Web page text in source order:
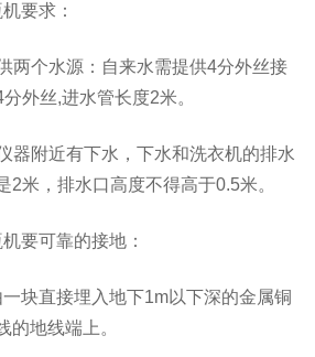
要求：
个水源：自来水需提供4分外丝接
外丝,进水管长度2米。
附近有下水，下水和洗衣机的排水
2米，排水口高度不得高于0.5米。
可靠的接地：
直接埋入地下1m以下深的金属铜
的地线端上。